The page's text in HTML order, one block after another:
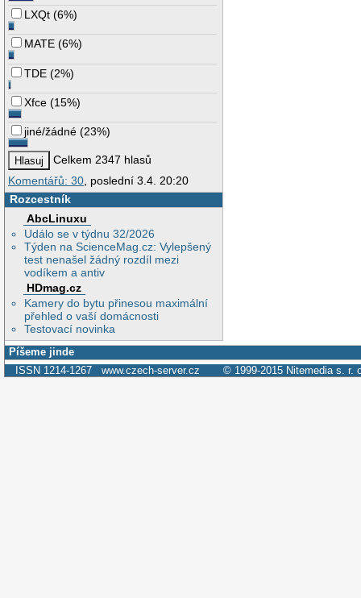
LXQt (6%)
MATE (6%)
TDE (2%)
Xfce (15%)
jiné/žádné (23%)
Celkem 2347 hlasů
Komentářů: 30 , poslední 3.4. 20:20
Rozcestník
AbcLinuxu
Událo se v týdnu 32/2026
Týden na ScienceMag.cz: Vylepšený
test nenašel žádný rozdíl mezi
vodíkem a antiv
HDmag.cz
Kamery do bytu přinesou maximální
přehled o vaší domácnosti
Testovací novinka
Píšeme jinde
ISSN 1214-1267 www.czech-server.cz © 1999-2015 Nitemedia s. r.